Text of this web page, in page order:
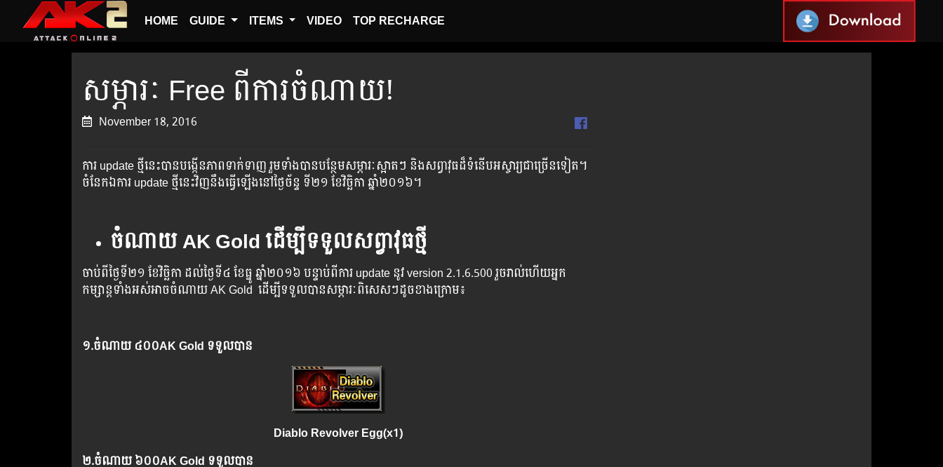
HOME GUIDE ITEMS VIDEO TOP RECHARGE
សម្ភារៈ Free ពីការចំណាយ!
November 18, 2016
ការ ​​update​ ​​​​​​ថ្មី​​​​​​នេះ​​​​​​បាន​​​​​​​បង្កើន​​​​​​​​ភាព​​​​​​​​​​ទាក់​​​​​​ទាញ​​​​​​​​​​ ​​រួម​​​ទាំង​​​​​​បាន​​​​​​​បន្ថែម​​​​សម្ភារៈ​​​​ស្អាត​​​ៗ​ ​​និង​​​​​សព្វាវុធ​​​​ដ៏​​​​ទំនើប​​​​​​​អស្ចារ្យ​​​​​ជា​​​​​​ច្រើន​​​​​ទៀត​​​។
ចំនែក​​​ឯ​​​ការ​ update​ ​​ថ្មី​​នេះ​​​​វិញ​​​​នឹង​​​​ធ្វើ​​​​ឡើង​​​នៅ​​ថ្ងៃ​​ច័ន្ទ ​​ទី២១ ខែវិច្ឆិកា ឆ្នាំ២០១៦​។
ចំណាយAK Gold ដើម្បីទទួលសព្វាវុធថ្មី
ចាប់​ពី​ថ្ងៃ​ទី​​២១ ខែវិច្ឆិកា ដល់​​​ថ្ងៃ​​ទី៤ ខែធ្នូ ​ឆ្នាំ​២០១៦ បន្ទាប់​​ពី​​ការ ​update ​នូវ ​version 2.1.6.500 រួច​​រាល់​​ហើយ​​អ្នក​​
កម្សាន្ដ​​ទាំង​​អស់​​អាច​​ចំណាយ​ AK Gold ​​ ​ដើម្បី​​ទទួល​​បាន​​​​សម្ភារៈ​ពិសេស​ៗ​ដូច​ខាង​ក្រោម៖
១.​ចំណាយ៤០០AK Gold ទទួលបាន
Diablo Revolver Egg(x1)
២.ចំណាយ៦០០AK Gold ទទួលបាន